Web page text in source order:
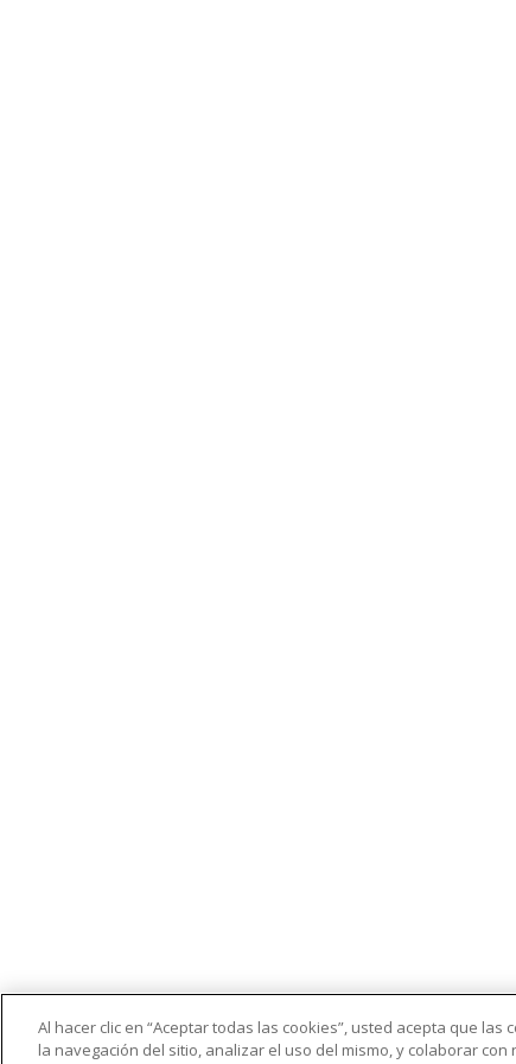
Al hacer clic en “Aceptar todas las cookies”, usted acepta que
la navegación del sitio, analizar el uso del mismo, y colaborar